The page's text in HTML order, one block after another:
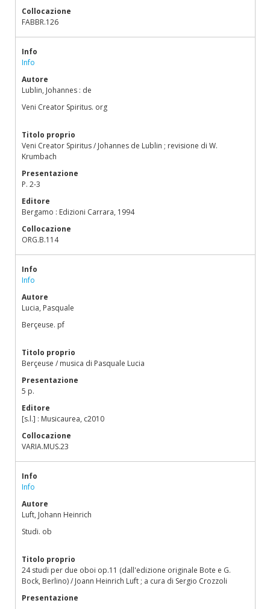
Collocazione
FABBR.126
Info
Info
Autore
Lublin, Johannes : de
Veni Creator Spiritus. org
Titolo proprio
Veni Creator Spiritus / Johannes de Lublin ; revisione di W.
Krumbach
Presentazione
P. 2-3
Editore
Bergamo : Edizioni Carrara, 1994
Collocazione
ORG.B.114
Info
Info
Autore
Lucia, Pasquale
Berçeuse. pf
Titolo proprio
Berçeuse / musica di Pasquale Lucia
Presentazione
5 p.
Editore
[s.l.] : Musicaurea, c2010
Collocazione
VARIA.MUS.23
Info
Info
Autore
Luft, Johann Heinrich
Studi. ob
Titolo proprio
24 studi per due oboi op.11 (dall'edizione originale Bote e G.
Bock, Berlino) / Joann Heinrich Luft ; a cura di Sergio Crozzoli
Presentazione